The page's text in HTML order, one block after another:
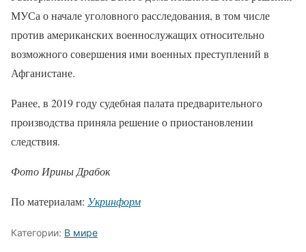
МУСа о начале уголовного расследования, в том числе
против американских военнослужащих относительно
возможного совершения ими военных преступлений в
Афганистане.
Ранее, в 2019 году судебная палата предварительного
производства приняла решение о приостановлении
следствия.
Фото Ирины Драбок
По материалам: Укринформ
Категории: В мире